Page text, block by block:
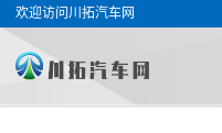
欢迎访问川拓汽车网